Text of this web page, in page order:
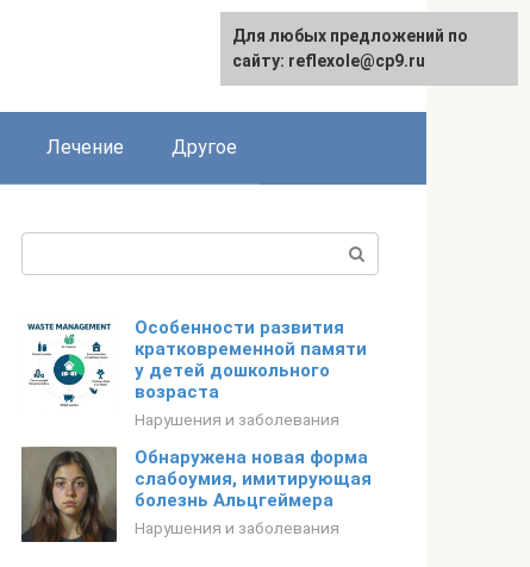
Лечение Другое
Особенности развития
кратковременной памяти
у детей дошкольного
возраста
Нарушения и заболевания
Обнаружена новая форма
слабоумия, имитирующая
болезнь Альцгеймера
Нарушения и заболевания
Для любых предложений по
сайту: reflexole@cp9.ru